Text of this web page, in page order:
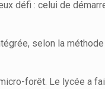
défi : celui de
selon la méthode
forêt. Le lycée a